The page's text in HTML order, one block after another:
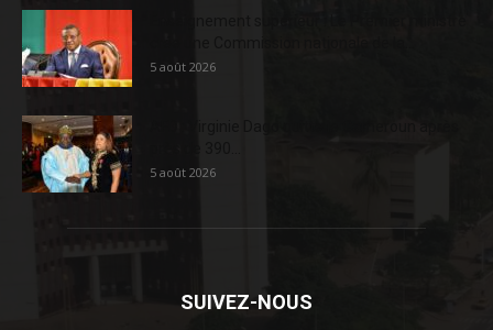
5 août 2026
5 août 2026
SUIVEZ-NOUS